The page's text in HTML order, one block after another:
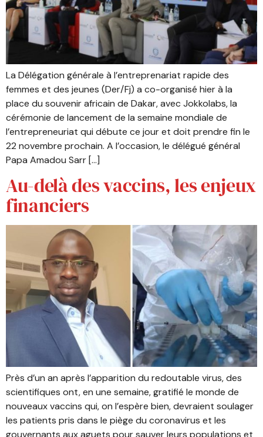
La Délégation générale à l’entreprenariat rapide des
femmes et des jeunes (Der/Fj) a co-organisé hier à la
place du souvenir africain de Dakar, avec Jokkolabs, la
cérémonie de lancement de la semaine mondiale de
l’entrepreneuriat qui débute ce jour et doit prendre fin le
22 novembre prochain. A l’occasion, le délégué général
Papa Amadou Sarr […]
Au-delà des vaccins, les enjeux
financiers
Près d’un an après l’apparition du redoutable virus, des
scientifiques ont, en une semaine, gratifié le monde de
nouveaux vaccins qui, on l’espère bien, devraient soulager
les patients pris dans le piège du coronavirus et les
gouvernants aux aguets pour sauver leurs populations et